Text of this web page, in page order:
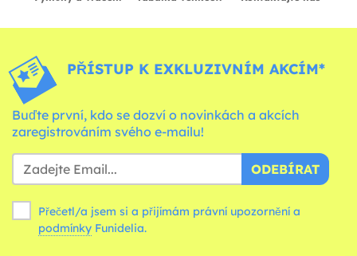
PŘÍSTUP K EXKLUZIVNÍM AKCÍM*
Buďte první, kdo se dozví o novinkách a akcích
zaregistrováním svého e-mailu!
ODEBÍRAT
Přečetl/a jsem si a přijímám právní upozornění a
podmínky Funidelia.